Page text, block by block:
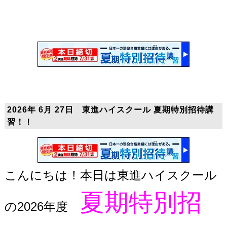
2026年 6月 27日 東進ハイスクール 夏期特別招待講
習！！
こんにちは！本日は東進ハイスクール
の2026年度 夏期特別招